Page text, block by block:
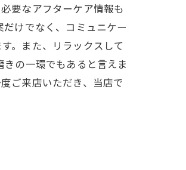
要なアフターケア情報も
けでなく、コミュニケー
。また、リラックスして
の一環でもあると言えま
ご来店いただき、当店で